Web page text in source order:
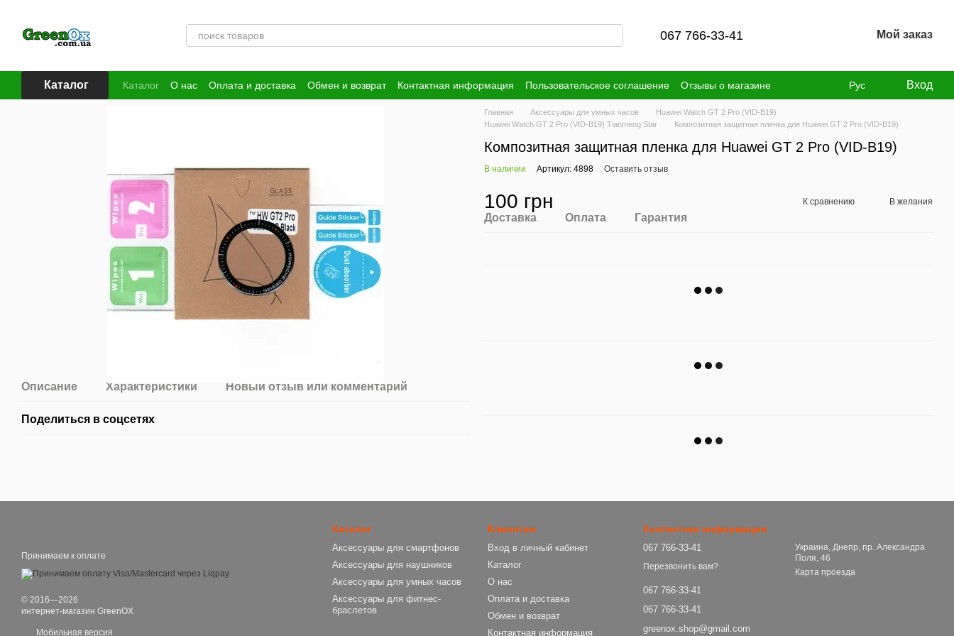
067 766-33-41 Мой заказ
Каталог Каталог О нас Оплата и доставка Обмен и возврат Контактная информация Пользовательское соглашение
Отзывы о магазине
Публичная оферта
Рус Вход
Описание Характеристики Новый отзыв или комментарий
Поделиться в соцсетях
Главная Аксессуары для умных часов
Huawei Watch GT 2 Pro (VID-B19)
Huawei Watch GT 2 Pro (VID-B19) Tianmeng Star
Композитная защитная пленка для Huawei GT 2 Pro (VID-B19)
Композитная защитная пленка для Huawei GT 2 Pro (VID-B19)
В наличии Артикул: 4898 Оставить отзыв
100 грн К сравнению В желания
Доставка Оплата Гарантия
Принимаем к оплате
© 2016—2026
интернет-магазин GreenOX
Мобильная версия
Каталог
Аксессуары для смартфонов
Аксессуары для наушников
Аксессуары для умных часов
Аксессуары для фитнес-
браслетов
Клиентам
Вход в личный кабинет
Каталог
О нас
Оплата и доставка
Обмен и возврат
Контактная информация
Контактная информация
067 766-33-41
Перезвонить вам?
067 766-33-41
067 766-33-41
greenox.shop@gmail.com
Украина, Днепр, пр. Александра
Поля, 46
Карта проезда